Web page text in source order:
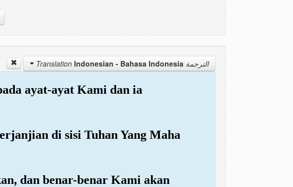
الترجمة Translation Indonesian - Bahasa Indonesia
ayat-ayat Kami dan ia
di sisi Tuhan Yang Maha
dan benar-benar Kami akan